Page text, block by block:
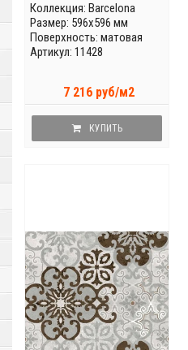
Коллекция: Barcelona
Размер: 596x596 мм
Поверхность: матовая
Артикул: 11428
7 216 руб/м2
КУПИТЬ